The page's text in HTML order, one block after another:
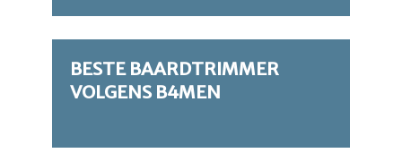
BESTE BAARDTRIMMER
VOLGENS B4MEN